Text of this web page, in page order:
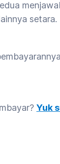
setara.
Yuk